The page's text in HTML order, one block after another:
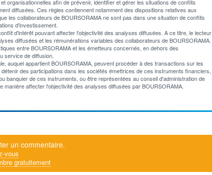
organisationnelles afin de prévenir, identifier et gérer les situations de conflits
diffusées. Ces règles contiennent notamment des dispositions relatives aux
les collaborateurs de BOURSORAMA ne sont pas dans une situation de conflits
d'investissement.
d'intérêt pouvant affecter l'objectivité des analyses diffusées. A ce titre, le lecteur
diffusées et les rémunérations variables des collaborateurs de BOURSORAMA.
entre BOURSORAMA et les émetteurs concernés, en dehors des
service de diffusion.
auquel appartient BOURSORAMA, peuvent procéder à des transactions sur les
des participations dans les sociétés émettrices de ces instruments financiers,
banquier de ces instruments, ou être représentées au conseil d'administration de
affecter l'objectivité des analyses diffusées par BOURSORAMA.
un commentaire.
vous
gratuitement